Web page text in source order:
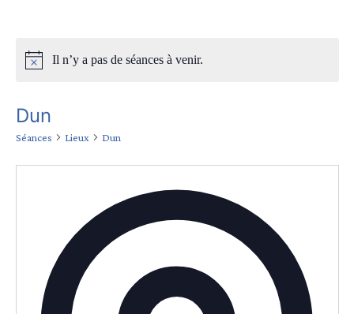
Il n’y a pas de séances à venir.
Dun
Séances Lieux Dun